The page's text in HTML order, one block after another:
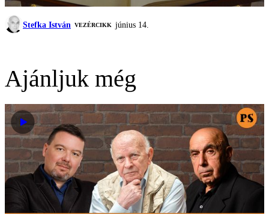
Stefka István VEZÉRCIKK június 14.
Ajánljuk még